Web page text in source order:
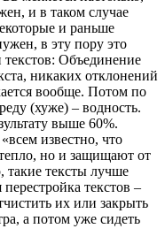
и в таком случае
и раньше
в эту пору это
Объединение
никаких отклонений
вообще. Потом по
(хуже) – водность.
выше 60%.
известно, что
но и защищают от
тексты лучше
текстов –
их или закрыть
а потом уже сидеть